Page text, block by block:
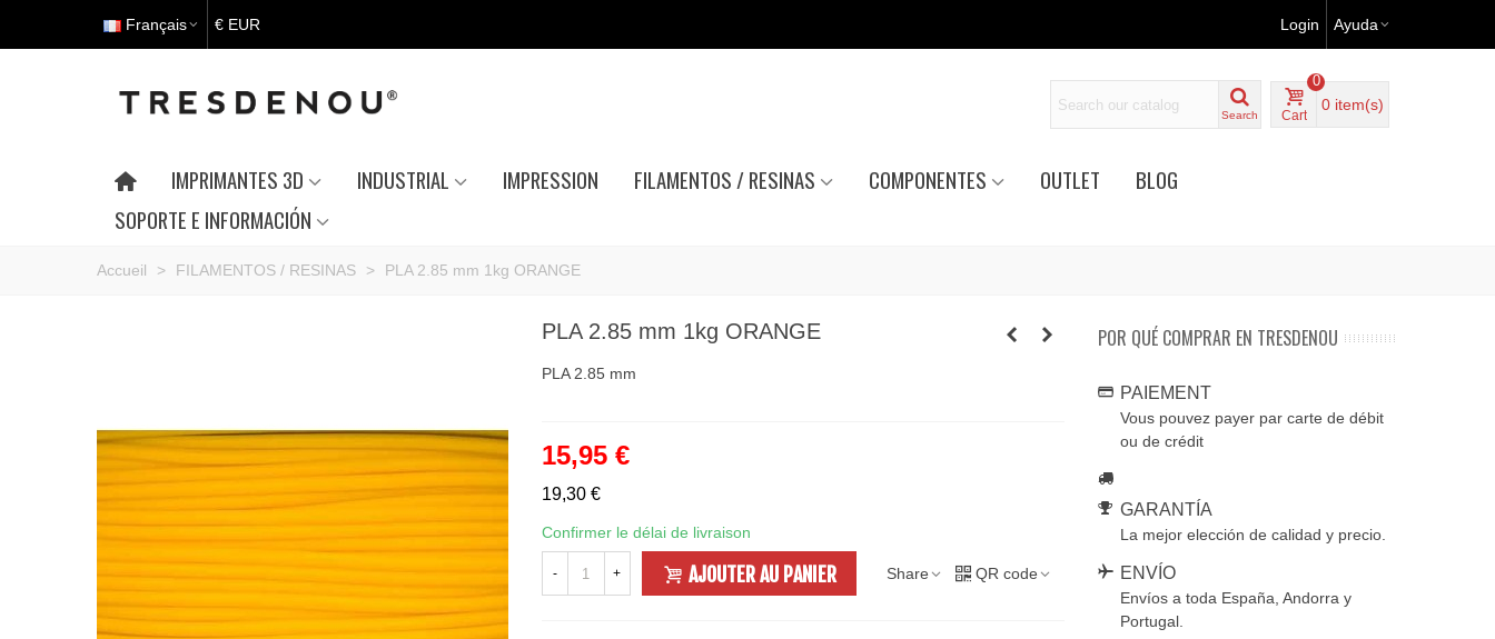
Français € EUR Login Ayuda
Search Cart
0
0 item(s)
IMPRIMANTES 3D INDUSTRIAL IMPRESSION FILAMENTOS / RESINAS COMPONENTES OUTLET
BLOG
SOPORTE E INFORMACIÓN
Accueil > FILAMENTOS / RESINAS > PLA 2.85 mm 1kg ORANGE
PLA 2.85 mm 1kg ORANGE
PLA 2.85 mm
15,95 €
19,30 €
Confirmer le délai de livraison
- + AJOUTER AU PANIER Share QR code
POR QUÉ COMPRAR EN TRESDENOU
PAIEMENT
Vous pouvez payer par carte de débit
ou de crédit
GARANTÍA
La mejor elección de calidad y precio.
ENVÍO
Envíos a toda España, Andorra y
Portugal.